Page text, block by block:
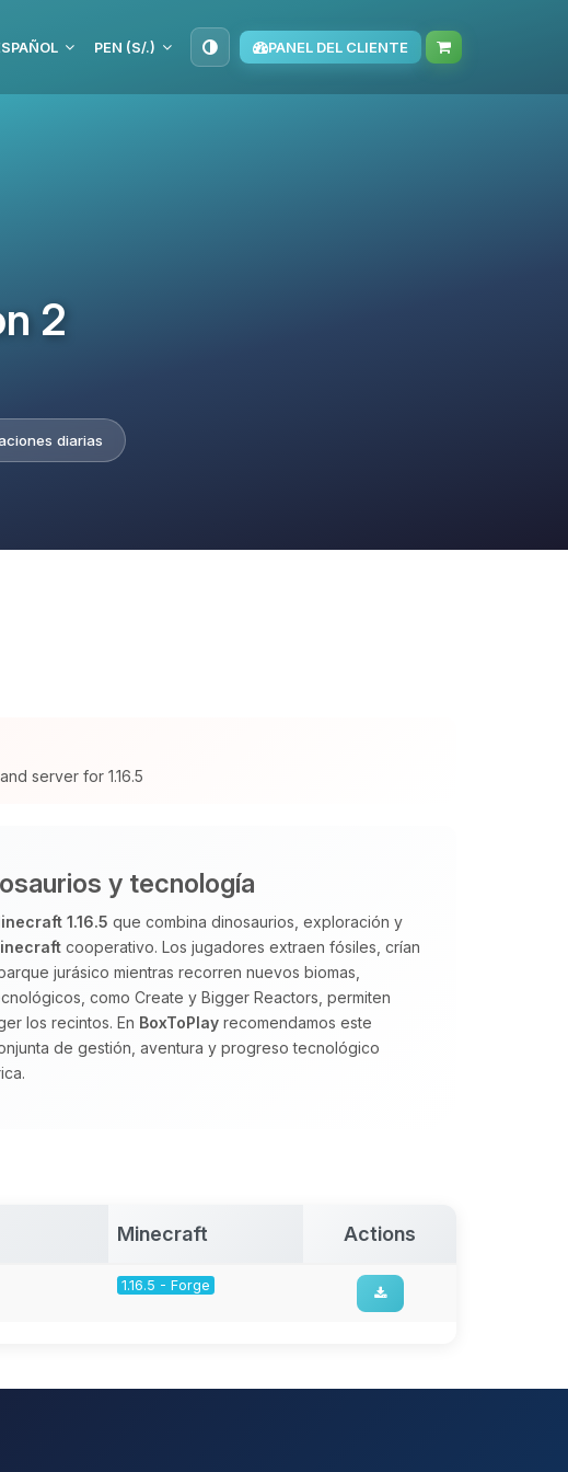
PEN (S/.) PANEL DEL CLIENTE
2
diarias
server for 1.16.5
y tecnología
1.16.5 que combina dinosaurios, exploración y
cooperativo. Los jugadores extraen fósiles, crían
jurásico mientras recorren nuevos biomas,
como Create y Bigger Reactors, permiten
los recintos. En BoxToPlay recomendamos este
de gestión, aventura y progreso tecnológico
Minecraft Actions
1.16.5 - Forge